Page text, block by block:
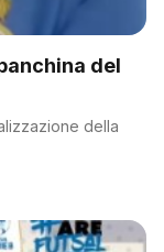
del
della